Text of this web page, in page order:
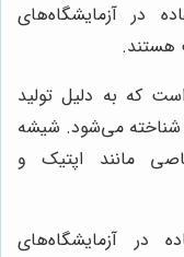
در آزمایشگاه‌های
هستند.
که به دلیل تولید
شناخته می‌شود. شیشه
مانند اپتیک و
در آزمایشگاه‌های